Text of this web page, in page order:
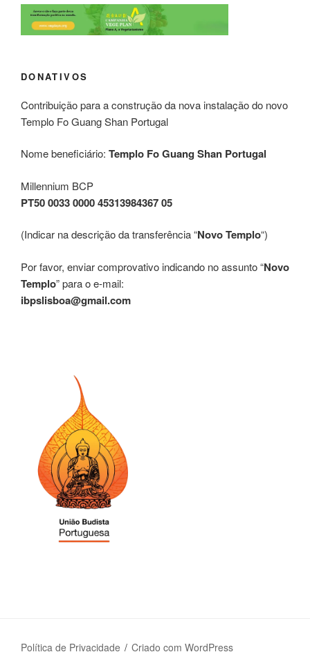
DONATIVOS
Contribuição para a construção da nova instalação do novo
Templo Fo Guang Shan Portugal
Nome beneficiário: Templo Fo Guang Shan Portugal
Millennium BCP
PT50 0033 0000 45313984367 05
(Indicar na descrição da transferência “Novo Templo“)
Por favor, enviar comprovativo indicando no assunto “Novo
Templo” para o e-mail:
ibpslisboa@gmail.com
Política de Privacidade Criado com WordPress